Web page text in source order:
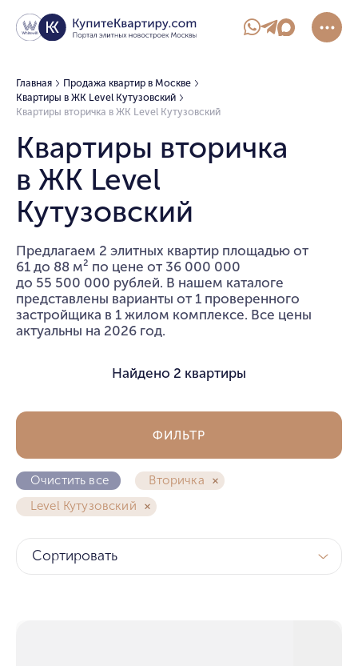
Главная
Продажа квартир в Москве
Квартиры в ЖК Level Кутузовский
Квартиры вторичка в ЖК Level Кутузовский
Квартиры вторичка
в ЖК Level
Кутузовский
Предлагаем 2 элитных квартир площадью от
61 до 88 м² по цене от 36 000 000
до 55 500 000 рублей. В нашем каталоге
представлены варианты от 1 проверенного
застройщика в 1 жилом комплексе. Все цены
актуальны на 2026 год.
Найдено 2 квартиры
Очистить все
Вторичка
Level Кутузовский
ФИЛЬТР
Сортировать